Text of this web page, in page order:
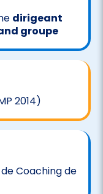
dirigeant
groupe
2014)
Coaching de